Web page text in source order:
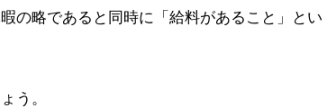
の略であると同時に「給料があること」とい
う。